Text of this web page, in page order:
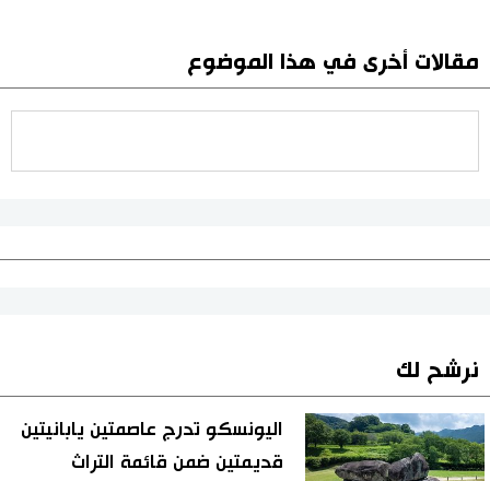
مقالات أخرى في هذا الموضوع
نرشح لك
اليونسكو تدرج عاصمتين يابانيتين
قديمتين ضمن قائمة التراث